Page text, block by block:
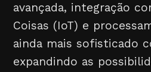
avançada, integração
Coisas (IoT) e
ainda mais sofisticado
expandindo as